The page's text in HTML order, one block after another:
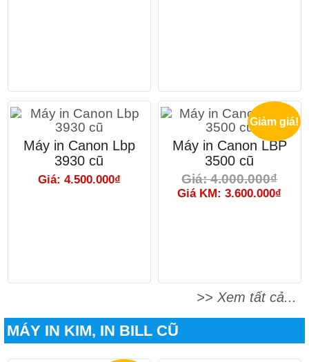
Máy in Canon Lbp
3930 cũ
Giá: 4.500.000₫
Giảm giá!
Máy in Canon LBP
3500 cũ
Giá: 4.000.000₫
Giá KM: 3.600.000₫
>> Xem tất cả...
MÁY IN KIM, IN BILL CŨ